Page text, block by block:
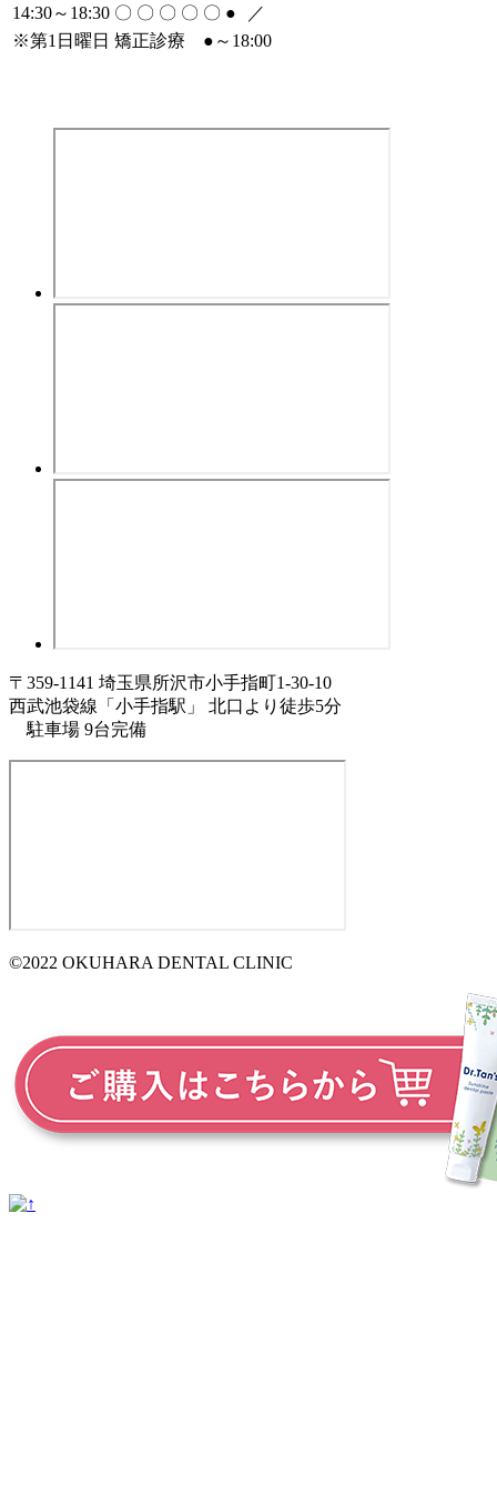
14:30～18:30 〇 〇 〇 〇 〇 ●
／
※第1日曜日 矯正診療 ● ～18:00
〒359-1141 埼玉県所沢市小手指町1-30-10
西武池袋線「小手指駅」 北口より徒歩5分
駐車場 9台完備
©2022 OKUHARA DENTAL CLINIC